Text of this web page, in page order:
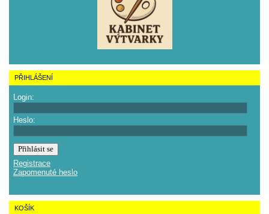
PŘIHLÁŠENÍ
Login:
Heslo:
Registrace
Zapomenuté heslo
KOŠÍK